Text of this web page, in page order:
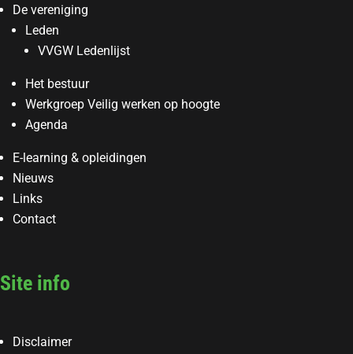
De vereniging
Leden
VVGW Ledenlijst
Het bestuur
Werkgroep Veilig werken op hoogte
Agenda
E-learning & opleidingen
Nieuws
Links
Contact
Site info
Disclaimer